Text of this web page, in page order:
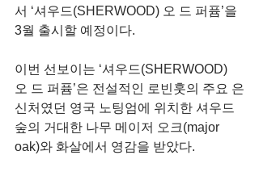
서 ‘셔우드(SHERWOOD) 오 드 퍼퓸’을
3월 출시할 예정이다.
이번 선보이는 ‘셔우드(SHERWOOD)
오 드 퍼퓸’은 전설적인 로빈훗의 주요 은
신처였던 영국 노팅엄에 위치한 셔우드
숲의 거대한 나무 메이저 오크(major
oak)와 화살에서 영감을 받았다.